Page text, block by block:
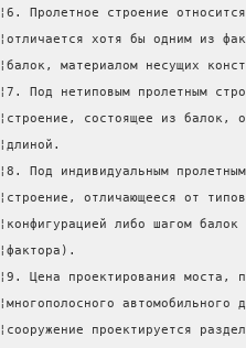
¦6. Пролетное строение
¦отличается хотя бы одним из
¦балок, материалом
¦7. Под нетиповым пролетным
¦строение, состоящее из балок,
¦длиной.
¦8. Под индивидуальным
¦строение, отличающееся от
¦конфигурацией либо шагом
¦фактора).
¦9. Цена проектирования
¦многополосного
¦сооружение проектируется